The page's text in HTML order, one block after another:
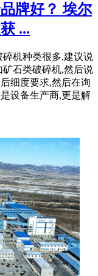
牌好？ 埃尔
...
机种类很多,建议说
石类破碎机,然后说
细度要求,然后在询
设备生产商,更是解